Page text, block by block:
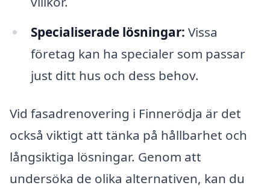
Specialiserade lösningar: Vissa
företag kan ha specialer som passar
just ditt hus och dess behov.
Vid fasadrenovering i Finnerödja är det
också viktigt att tänka på hållbarhet och
långsiktiga lösningar. Genom att
undersöka de olika alternativen, kan du